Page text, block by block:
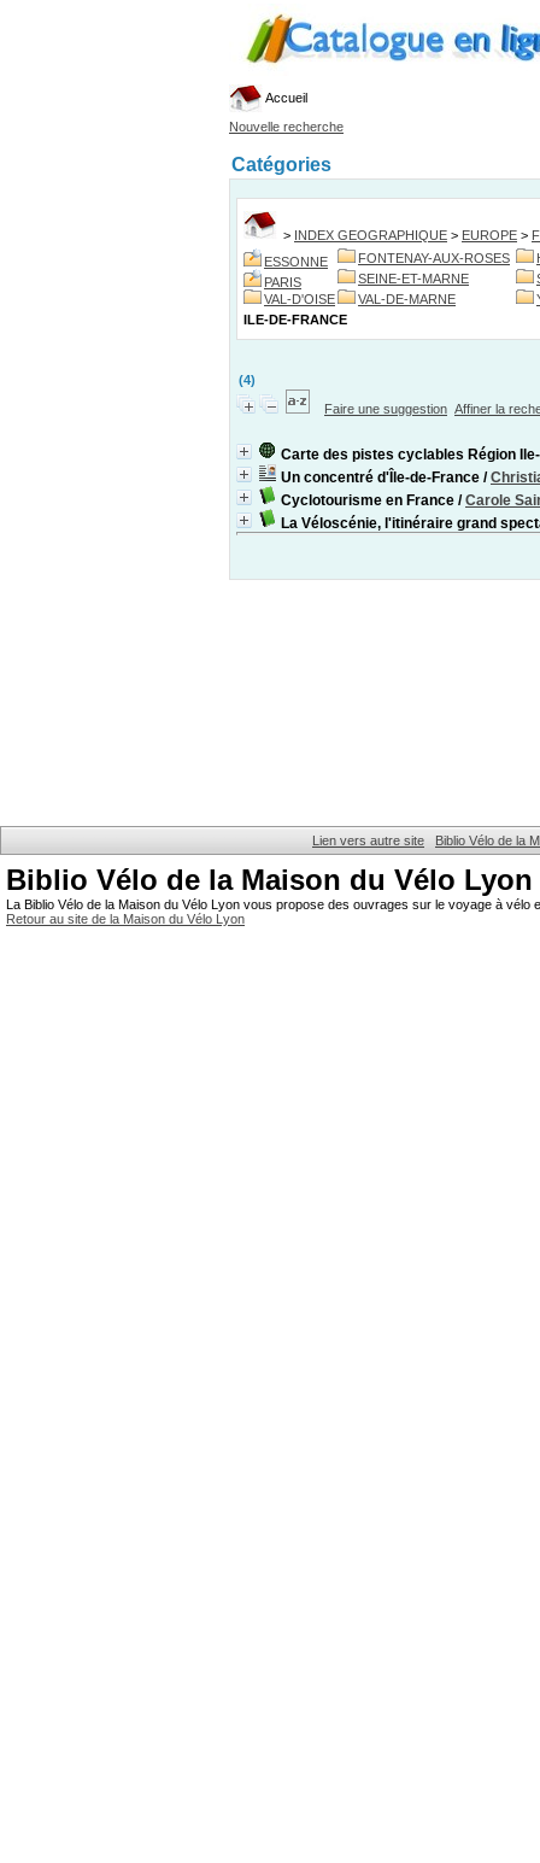
Accueil
Nouvelle recherche
Catégories
> INDEX GEOGRAPHIQUE > EUROPE >
ESSONNE
FONTENAY-AUX-ROSES
PARIS
SEINE-ET-MARNE
VAL-D'OISE
VAL-DE-MARNE
ILE-DE-FRANCE
(4)
Faire une suggestion Affiner la
Carte des pistes cyclables Région
Un concentré d'Île-de-France /
Cyclotourisme en France /Carole
La Véloscénie, l'itinéraire grand
Lien vers autre site Biblio Vélo de la
Biblio Vélo de la Maison du Vélo Lyon
La Biblio Vélo de la Maison du Vélo Lyon vous propose des ouvrages sur le voyage à
Retour au site de la Maison du Vélo Lyon